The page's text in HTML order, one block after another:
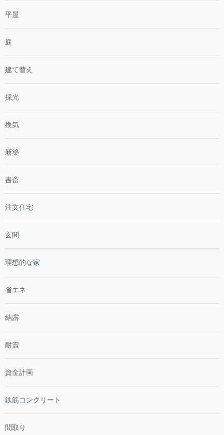
平屋
庭
建て替え
採光
換気
新築
書斎
注文住宅
玄関
理想的な家
省エネ
結露
耐震
資金計画
鉄筋コンクリート
間取り